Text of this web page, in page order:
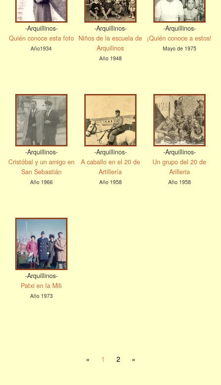
-Arquillinos-
Quién conoce esta foto
Año1934
-Arquillinos-
Niños de la escuela de
Arquilinos
Año 1948
-Arquillinos-
¡Quién conoce a estos!
Mayo de 1975
-Arquillinos-
Cristóbal y un amigo en
San Sebastián
Año 1966
-Arquillinos-
A caballo en el 20 de
Artillería
Año 1958
-Arquillinos-
Un grupo del 20 de
Arilleria
Año 1958
-Arquillinos-
Patxi en la Mili
Año 1973
« 1 2 »